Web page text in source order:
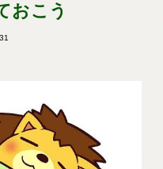
おこう